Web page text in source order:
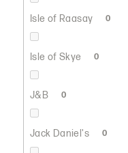
Isle of Raasay 0
Isle of Skye 0
J&B 0
Jack Daniel's 0